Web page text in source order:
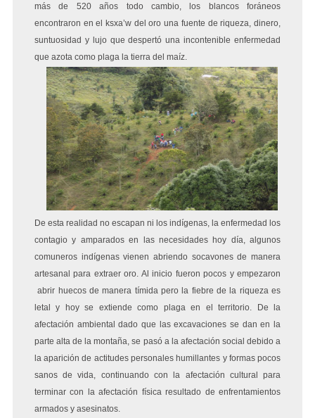
más de 520 años todo cambio, los blancos foráneos
encontraron en el ksxa’w del oro una fuente de riqueza, dinero,
suntuosidad y lujo que despertó una incontenible enfermedad
que azota como plaga la tierra del maíz.
De esta realidad no escapan ni los indígenas, la enfermedad los
contagio y amparados en las necesidades hoy día, algunos
comuneros indígenas vienen abriendo socavones de manera
artesanal para extraer oro. Al inicio fueron pocos y empezaron
abrir huecos de manera tímida pero la fiebre de la riqueza es
letal y hoy se extiende como plaga en el territorio. De la
afectación ambiental dado que las excavaciones se dan en la
parte alta de la montaña, se pasó a la afectación social debido a
la aparición de actitudes personales humillantes y formas pocos
sanos de vida, continuando con la afectación cultural para
terminar con la afectación física resultado de enfrentamientos
armados y asesinatos.